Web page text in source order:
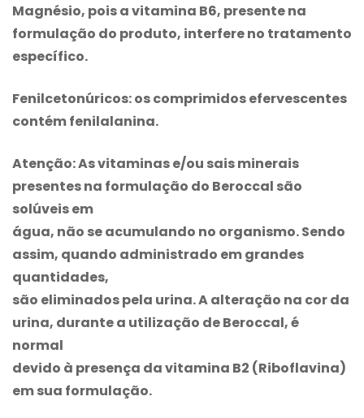
Magnésio, pois a vitamina B6, presente na
formulação do produto, interfere no tratamento
específico.
Fenilcetonúricos: os comprimidos efervescentes
contém fenilalanina.
Atenção: As vitaminas e/ou sais minerais
presentes na formulação do Beroccal são
solúveis em
água, não se acumulando no organismo. Sendo
assim, quando administrado em grandes
quantidades,
são eliminados pela urina. A alteração na cor da
urina, durante a utilização deBeroccal, é
normal
devido à presença da vitamina B2 (Riboflavina)
em sua formulação.